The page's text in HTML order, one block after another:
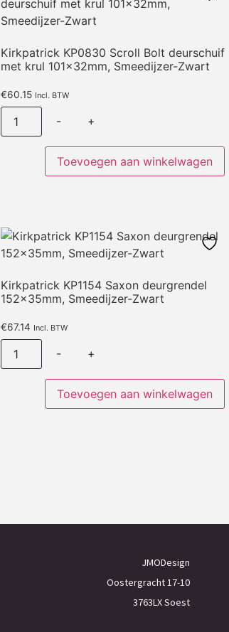
Kirkpatrick KP0830 Scroll Bolt deurschuif
met krul 101x32mm, Smeedijzer-Zwart
€60.15 Incl. BTW
- +
Toevoegen aan winkelwagen
Kirkpatrick KP1154 Saxon deurgrendel
152x35mm, Smeedijzer-Zwart
€67.14 Incl. BTW
- +
Toevoegen aan winkelwagen
JMODesign
Oostergracht 17-10
3763LX Soest